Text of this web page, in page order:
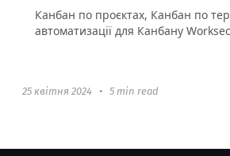
Канбан по проєктах, Канбан по
автоматизації для Канбану
25 квітня 2024 • 5 min read